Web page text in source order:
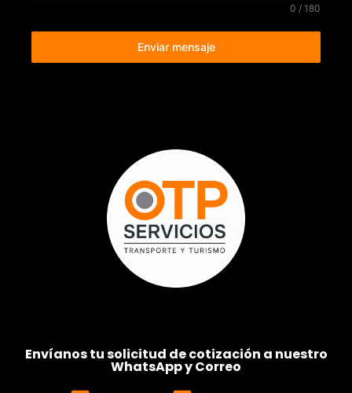
0 / 180
Enviar mensaje
Envíanos tu solicitud de cotización a nuestro
WhatsApp y Correo